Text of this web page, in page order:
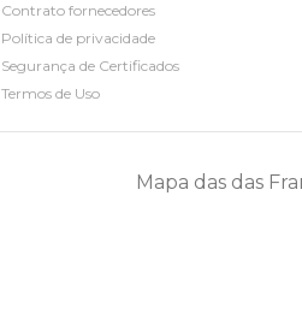
Contrato fornecedores
Política de privacidade
Segurança de Certificados
Termos de Uso
Mapa das das